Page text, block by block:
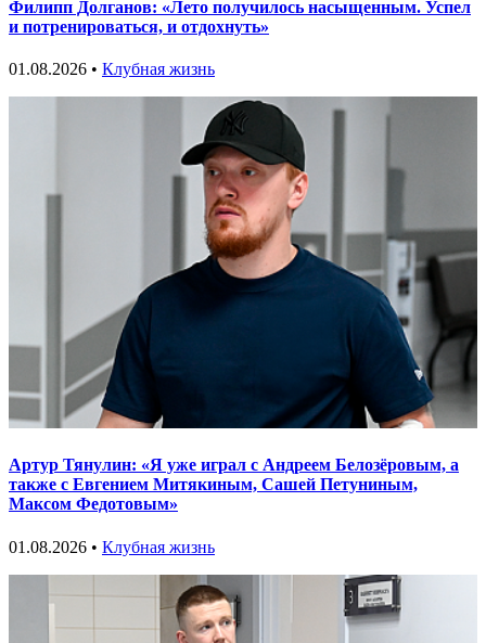
Филипп Долганов: «Лето получилось насыщенным. Успел
и потренироваться, и отдохнуть»
01.08.2026 • Клубная жизнь
Артур Тянулин: «Я уже играл с Андреем Белозёровым, а
также с Евгением Митякиным, Сашей Петуниным,
Максом Федотовым»
01.08.2026 • Клубная жизнь